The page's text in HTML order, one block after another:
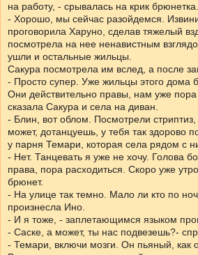
на работу, - срывалась на крик брюнетка.
- Хорошо, мы сейчас разойдемся.
проговорила Харуно, сделав тяжелый
посмотрела на нее ненавистным
ушли и остальные жильцы.
Сакура посмотрела им вслед, а после
- Просто супер. Уже жильцы этого дома
Они действительно правы, нам уже пора
сказала Сакура и села на диван.
- Блин, вот облом. Посмотрели стриптиз,
может, дотанцуешь, у тебя так здорово
у парня Темари, которая села рядом с
- Нет. Танцевать я уже не хочу. Голова
права, пора расходиться. Скоро уже
брюнет.
- На улице так темно. Мало ли кто по
произнесла Ино.
- И я тоже, - заплетающимся языком
- Саске, а может, ты нас подвезешь?-
- Темари, включи мозги. Он пьяный, как